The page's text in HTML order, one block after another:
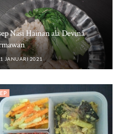
Nasi Hainan ala Devina
JANUARI 2021